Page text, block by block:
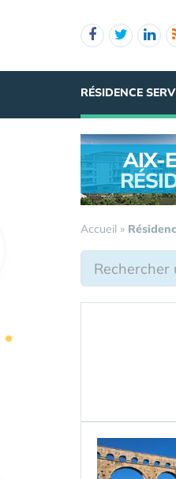
RÉSIDENCE
AIX-
Accueil »